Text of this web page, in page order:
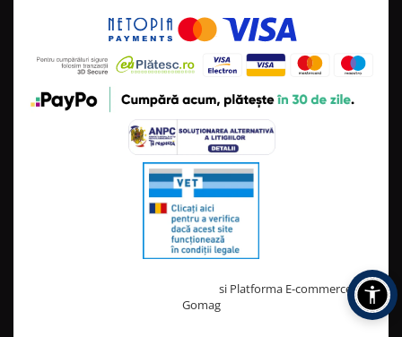
si Platforma E-commerce by
Gomag